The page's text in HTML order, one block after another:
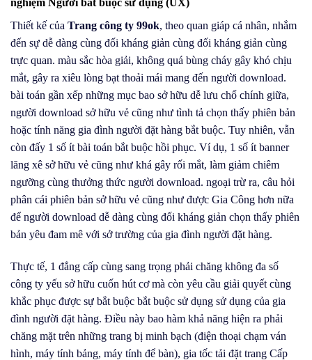
Thiết kế của Trang công ty 99ok, theo quan giáp cá nhân, nhắm
đến sự dễ dàng cùng đối kháng giản cùng đối kháng giản cùng
trực quan. màu sắc hòa giải, không quá bùng cháy gây khó chịu
mắt, gây ra xiêu lòng bạt thoải mái mang đến người download.
bài toán gần xếp những mục bao sở hữu dễ lưu chổ chính giữa,
người download sở hữu vẻ cũng như tình tả chọn thấy phiên bản
hoặc tính năng gia đình người đặt hàng bắt buộc. Tuy nhiên, vẫn
còn đấy 1 số ít bài toán bắt buộc hồi phục. Ví dụ, 1 số ít banner
lăng xê sở hữu vẻ cũng như khá gây rối mắt, làm giảm chiêm
ngưỡng cùng thưởng thức người download. ngoại trừ ra, câu hỏi
phân cái phiên bản sở hữu vẻ cũng như được Gia Công hơn nữa
để người download dễ dàng cùng đối kháng giản chọn thấy phiên
bản yêu đam mê với sở trường của gia đình người đặt hàng.
Thực tế, 1 đẳng cấp cùng sang trọng phải chăng không đa số
công ty yếu sở hữu cuốn hút cơ mà còn yêu cầu giải quyết cùng
khắc phục được sự bắt buộc bắt buộc sử dụng sử dụng của gia
đình người đặt hàng. Điều này bao hàm khả năng hiện ra phải
chăng mặt trên những trang bị minh bạch (điện thoại chạm ván
hình, máy tính bảng, máy tính để bàn), gia tốc tải đặt trang Cấp